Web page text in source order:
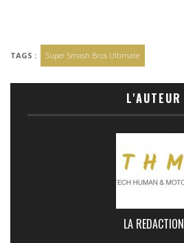
TAGS : Super Smash Bros Ultimate
L'AUTEUR
LA REDACTION